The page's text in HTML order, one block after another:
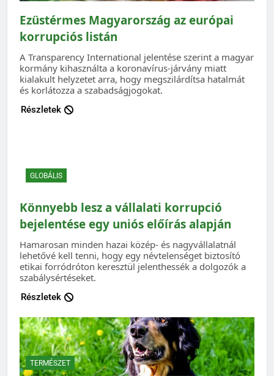
Ezüstérmes Magyarország az európai
korrupciós listán
A Transparency International jelentése szerint a magyar
kormány kihasználta a koronavírus-járvány miatt
kialakult helyzetet arra, hogy megszilárdítsa hatalmát
és korlátozza a szabadságjogokat.
Részletek
GLOBÁLIS
Könnyebb lesz a vállalati korrupció
bejelentése egy uniós előírás alapján
Hamarosan minden hazai közép- és nagyvállalatnál
lehetővé kell tenni, hogy egy névtelenséget biztosító
etikai forródróton keresztül jelenthessék a dolgozók a
szabálysértéseket.
Részletek
TERMÉSZET